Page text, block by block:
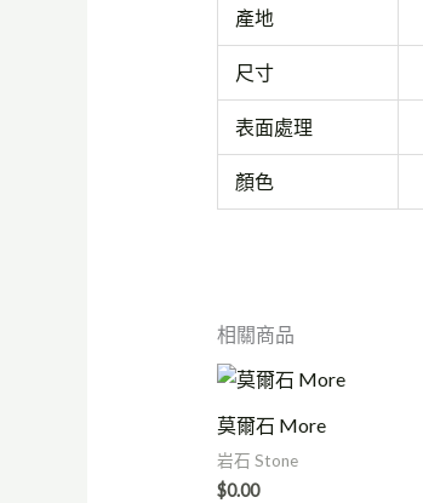
產地
尺寸
表面處理
顏色
相關商品
莫爾石 More
岩石 Stone
$0.00